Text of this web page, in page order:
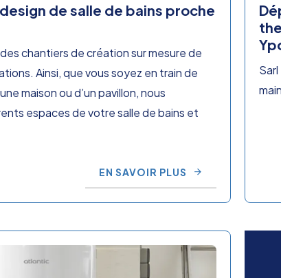
de salle de bains proche
chantiers de création sur mesure de
Ainsi, que vous soyez en train de
maison ou d’un pavillon, nous
espaces de votre salle de bains et
EN SAVOIR PLUS